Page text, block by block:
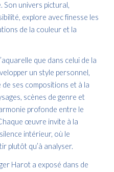
Son univers pictural,
explore avec finesse les
de la couleur et la
que dans celui de la
un style personnel,
ses compositions et à la
scènes de genre et
profonde entre le
œuvre invite à la
intérieur, où le
plutôt qu’à analyser.
Harot a exposé dans de